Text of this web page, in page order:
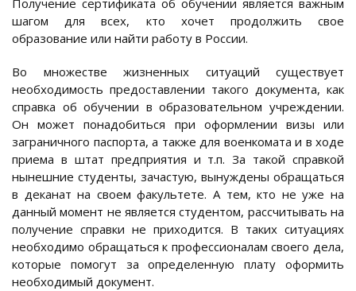
Получение сертификата об обучении является важным
шагом для всех, кто хочет продолжить свое
образование или найти работу в России.
Во множестве жизненных ситуаций существует
необходимость предоставлении такого документа, как
справка об обучении в образовательном учреждении.
Он может понадобиться при оформлении визы или
заграничного паспорта, а также для военкомата и в ходе
приема в штат предприятия и т.п. За такой справкой
нынешние студенты, зачастую, вынуждены обращаться
в деканат на своем факультете. А тем, кто не уже на
данный момент не является студентом, рассчитывать на
получение справки не приходится. В таких ситуациях
необходимо обращаться к профессионалам своего дела,
которые помогут за определенную плату оформить
необходимый документ.